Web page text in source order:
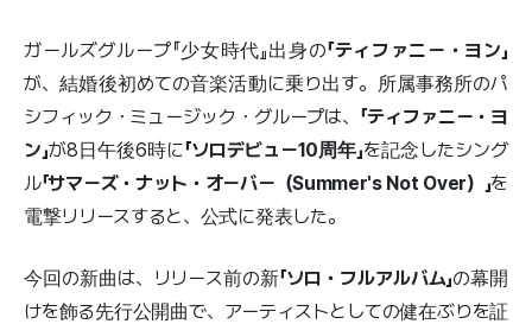
ガールズグループ『少女時代』出身の「ティファニー・ヨン」
が、結婚後初めての音楽活動に乗り出す。所属事務所のパ
シフィック・ミュージック・グループは、 「ティファニー・ヨ
ン」が8日午後6時に「ソロデビュー10周年」を記念したシング
ル「サマーズ・ナット・オーバー（Summer's Not Over）」を
電撃リリースすると、公式に発表した。
今回の新曲は、リリース前の新「ソロ・フルアルバム」の幕開
けを飾る先行公開曲で、アーティストとしての健在ぶりを証